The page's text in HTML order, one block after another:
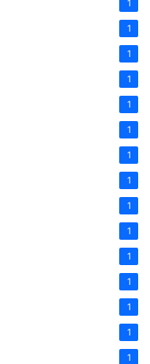
1
1
1
1
1
1
1
1
1
1
1
1
1
1
1